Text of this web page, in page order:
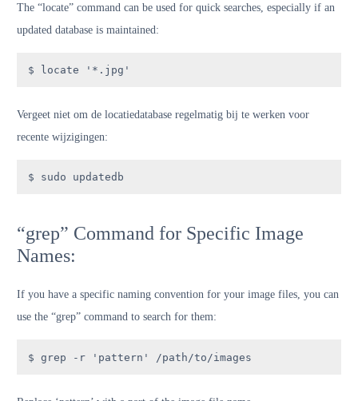
The “locate” command can be used for quick searches, especially if an
updated database is maintained:
$ locate '*.jpg'
Vergeet niet om de locatiedatabase regelmatig bij te werken voor
recente wijzigingen:
$ sudo updatedb
“grep” Command for Specific Image
Names:
If you have a specific naming convention for your image files, you can
use the “grep” command to search for them:
$ grep -r 'pattern' /path/to/images